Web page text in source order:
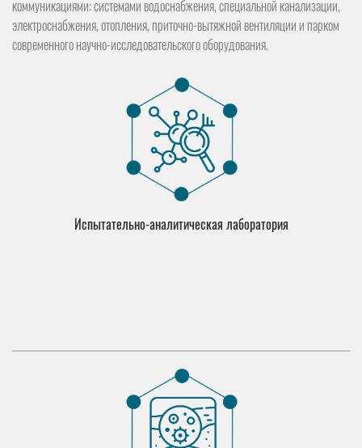
коммуникациями: системами водоснабжения, специальной канализации,
электроснабжения, отопления, приточно-вытяжной вентиляции и парком
современного научно-исследовательского оборудования.
Испытательно-аналитическая лаборатория